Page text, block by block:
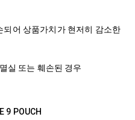
어 상품가치가 현저히 감소한
실 또는 훼손된 경우
9 POUCH